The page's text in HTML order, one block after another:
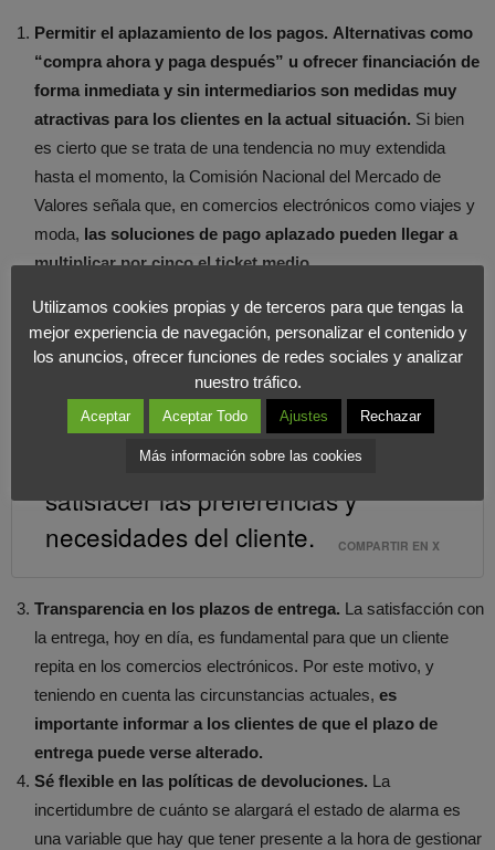
Permitir el aplazamiento de los pagos. Alternativas como
“compra ahora y paga después” u ofrecer financiación de
forma inmediata y sin intermediarios son medidas muy
atractivas para los clientes en la actual situación. Si bien
es cierto que se trata de una tendencia no muy extendida
hasta el momento, la Comisión Nacional del Mercado de
Valores señala que, en comercios electrónicos como viajes y
moda, las soluciones de pago aplazado pueden llegar a
multiplicar por cinco el ticket medio.
que las webs de los comercios pongan a disposición de los
clientes un mayor número de métodos de pago.
Ofrecer el mayor número de métodos
de pago posible es fundamental para
satisfacer las preferencias y
necesidades del cliente.
COMPARTIR EN X
Transparencia en los plazos de entrega. La satisfacción con
la entrega, hoy en día, es fundamental para que un cliente
repita en los comercios electrónicos. Por este motivo, y
teniendo en cuenta las circunstancias actuales, es
importante informar a los clientes de que el plazo de
entrega puede verse alterado.
Sé flexible en las políticas de devoluciones. La
incertidumbre de cuánto se alargará el estado de alarma es
una variable que hay que tener presente a la hora de gestionar
Utilizamos cookies propias y de terceros para que tengas la
mejor experiencia de navegación, personalizar el contenido y
los anuncios, ofrecer funciones de redes sociales y analizar
nuestro tráfico.
Aceptar Aceptar Todo Ajustes Rechazar
Más información sobre las cookies